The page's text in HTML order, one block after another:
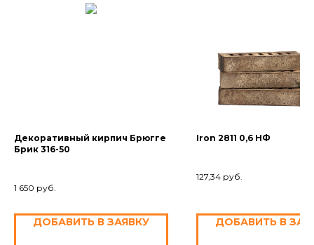
Декоративный кирпич Брюгге
Брик 316-50
1 650 руб.
ДОБАВИТЬ В ЗАЯВКУ
Iron 2811 0,6 НФ
127,34 руб.
ДОБАВИТЬ В